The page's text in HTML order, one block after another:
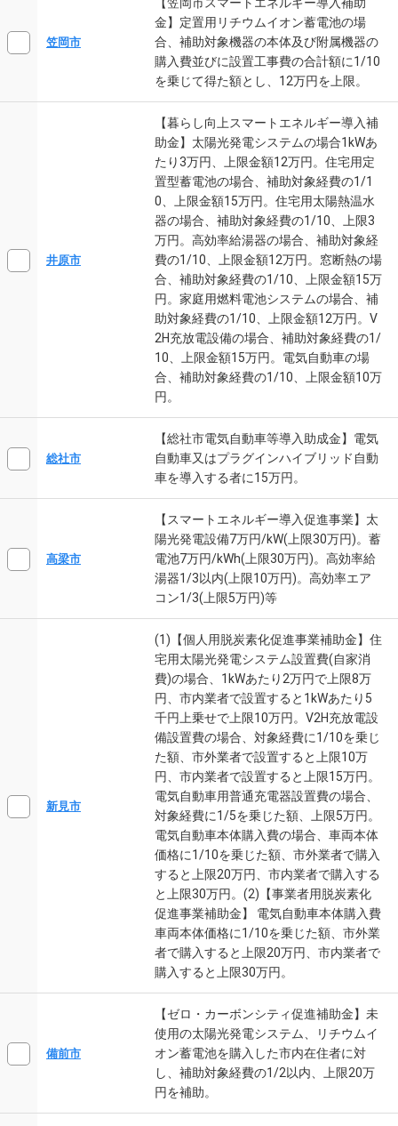
笠岡市
【笠岡市スマートエネルギー導入補助
金】定置用リチウムイオン蓄電池の場
合、補助対象機器の本体及び附属機器の
購入費並びに設置工事費の合計額に1/10
を乗じて得た額とし、12万円を上限。
井原市
【暮らし向上スマートエネルギー導入補
助金】太陽光発電システムの場合1kWあ
たり3万円、上限金額12万円。住宅用定
置型蓄電池の場合、補助対象経費の1/1
0、上限金額15万円。住宅用太陽熱温水
器の場合、補助対象経費の1/10、上限3
万円。高効率給湯器の場合、補助対象経
費の1/10、上限金額12万円。窓断熱の場
合、補助対象経費の1/10、上限金額15万
円。家庭用燃料電池システムの場合、補
助対象経費の1/10、上限金額12万円。V
2H充放電設備の場合、補助対象経費の1/
10、上限金額15万円。電気自動車の場
合、補助対象経費の1/10、上限金額10万
円。
総社市
【総社市電気自動車等導入助成金】電気
自動車又はプラグインハイブリッド自動
車を導入する者に15万円。
高梁市
【スマートエネルギー導入促進事業】太
陽光発電設備7万円/kW(上限30万円)。蓄
電池7万円/kWh(上限30万円)。高効率給
湯器1/3以内(上限10万円)。高効率エア
コン1/3(上限5万円)等
新見市
(1)【個人用脱炭素化促進事業補助金】住
宅用太陽光発電システム設置費(自家消
費)の場合、1kWあたり2万円で上限8万
円、市内業者で設置すると1kWあたり5
千円上乗せで上限10万円。V2H充放電設
備設置費の場合、対象経費に1/10を乗じ
た額、市外業者で設置すると上限10万
円、市内業者で設置すると上限15万円。
電気自動車用普通充電器設置費の場合、
対象経費に1/5を乗じた額、上限5万円。
電気自動車本体購入費の場合、車両本体
価格に1/10を乗じた額、市外業者で購入
すると上限20万円、市内業者で購入する
と上限30万円。(2)【事業者用脱炭素化
促進事業補助金】 電気自動車本体購入費
車両本体価格に1/10を乗じた額、市外業
者で購入すると上限20万円、市内業者で
購入すると上限30万円。
備前市
【ゼロ・カーボンシティ促進補助金】未
使用の太陽光発電システム、リチウムイ
オン蓄電池を購入した市内在住者に対
し、補助対象経費の1/2以内、上限20万
円を補助。